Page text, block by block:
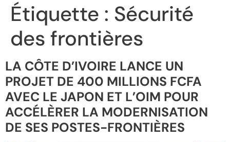
Étiquette : Sécurité
des frontières
LA CÔTE D’IVOIRE LANCE UN
PROJET DE 400 MILLIONS FCFA
AVEC LE JAPON ET L’OIM POUR
ACCÉLÈRER LA MODERNISATION
DE SES POSTES-FRONTIÈRES